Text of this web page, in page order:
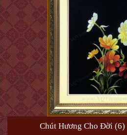
Chút Hương Cho Đời